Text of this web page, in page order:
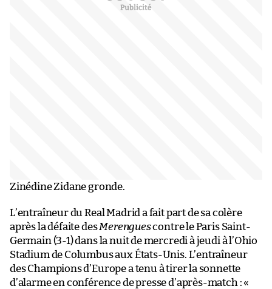
Zinédine Zidane gronde.
L’entraîneur du Real Madrid a fait part de sa colère
après la défaite desMerenguescontre le Paris Saint-
Germain (3-1) dans la nuit de mercredi à jeudi à l’Ohio
Stadium de Columbus aux États-Unis. L’entraîneur
des Champions d’Europe a tenu à tirer la sonnette
d’alarme en conférence de presse d’après-match : «